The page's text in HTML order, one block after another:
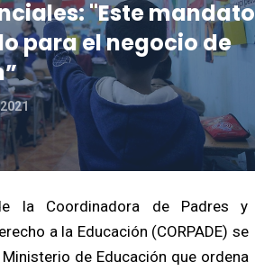
"Este mandato
para el negocio de
la Coordinadora de Padres y
a la Educación (CORPADE) se
de Educación que ordena